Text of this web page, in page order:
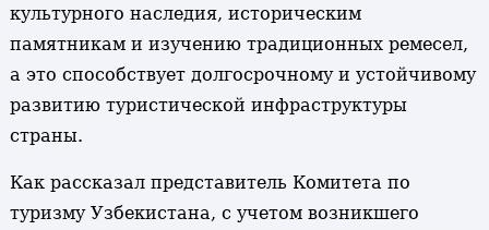
культурного наследия, историческим
памятникам и изучению традиционных ремесел,
а это способствует долгосрочному и устойчивому
развитию туристической инфраструктуры
страны.
Как рассказал представитель Комитета по
туризму Узбекистана, с учетом возникшего